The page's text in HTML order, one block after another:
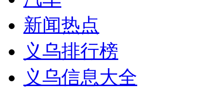
新闻热点
义乌排行榜
义乌信息大全